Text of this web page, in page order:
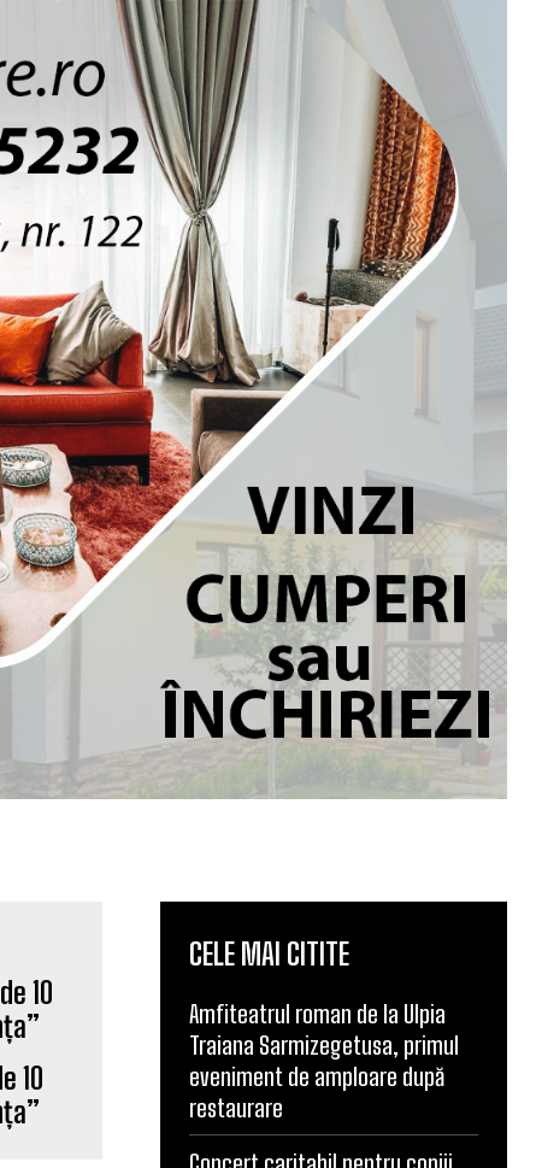
10
CELE MAI CITITE
Amfiteatrul roman de la Ulpia
Traiana Sarmizegetusa, primul
eveniment de amploare după
restaurare